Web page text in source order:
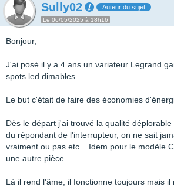
Sully02 Auteur du sujet
Le 06/05/2025 à 18h16
Bonjour,
J'ai posé il y a 4 ans un variateur Legrand
spots led dimables.
Le but c'était de faire des économies
Dès le départ j'ai trouvé la qualité
du répondant de l'interrupteur, on ne sait
vraiment ou pas etc... Idem pour le modèle
une autre pièce.
Là il rend l'âme, il fonctionne toujours mais